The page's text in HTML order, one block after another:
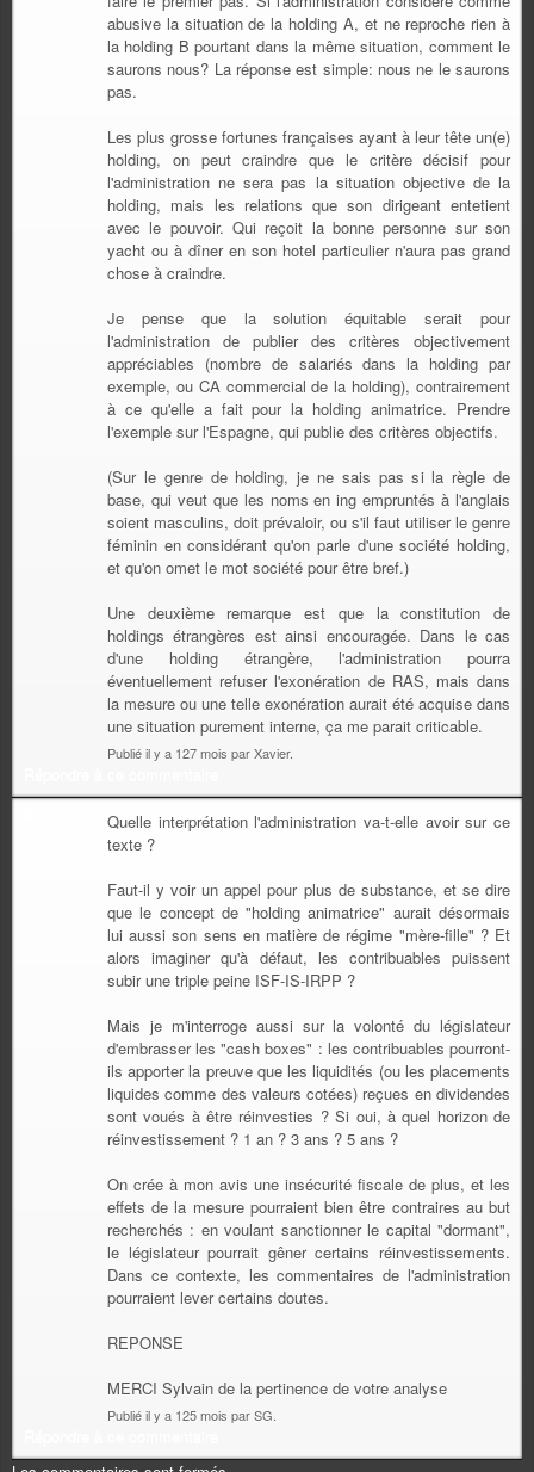
abusive la situation de la holding A, et ne reproche rien à
la holding B pourtant dans la même situation, comment le
saurons nous? La réponse est simple: nous ne le saurons
pas.
Les plus grosse fortunes françaises ayant à leur tête un(e)
holding, on peut craindre que le critère décisif pour
l'administration ne sera pas la situation objective de la
holding, mais les relations que son dirigeant entetient
avec le pouvoir. Qui reçoit la bonne personne sur son
yacht ou à dîner en son hotel particulier n'aura pas grand
chose à craindre.
Je pense que la solution équitable serait pour
l'administration de publier des critères objectivement
appréciables (nombre de salariés dans la holding par
exemple, ou CA commercial de la holding), contrairement
à ce qu'elle a fait pour la holding animatrice. Prendre
l'exemple sur l'Espagne, qui publie des critères objectifs.
(Sur le genre de holding, je ne sais pas si la règle de
base, qui veut que les noms en ing empruntés à l'anglais
soient masculins, doit prévaloir, ou s'il faut utiliser le genre
féminin en considérant qu'on parle d'une société holding,
et qu'on omet le mot société pour être bref.)
Une deuxième remarque est que la constitution de
holdings étrangères est ainsi encouragée. Dans le cas
d'une holding étrangère, l'administration pourra
éventuellement refuser l'exonération de RAS, mais dans
la mesure ou une telle exonération aurait été acquise dans
une situation purement interne, ça me parait criticable.
Publié il y a 127 mois par Xavier.
Quelle interprétation l'administration va-t-elle avoir sur ce
texte ?
Faut-il y voir un appel pour plus de substance, et se dire
que le concept de "holding animatrice" aurait désormais
lui aussi son sens en matière de régime "mère-fille" ? Et
alors imaginer qu'à défaut, les contribuables puissent
subir une triple peine ISF-IS-IRPP ?
Mais je m'interroge aussi sur la volonté du législateur
d'embrasser les "cash boxes" : les contribuables pourront-
ils apporter la preuve que les liquidités (ou les placements
liquides comme des valeurs cotées) reçues en dividendes
sont voués à être réinvesties ? Si oui, à quel horizon de
réinvestissement ? 1 an ? 3 ans ? 5 ans ?
On crée à mon avis une insécurité fiscale de plus, et les
effets de la mesure pourraient bien être contraires au but
recherchés : en voulant sanctionner le capital "dormant",
le législateur pourrait gêner certains réinvestissements.
Dans ce contexte, les commentaires de l'administration
pourraient lever certains doutes.
REPONSE
MERCI Sylvain de la pertinence de votre analyse
Publié il y a 125 mois par SG.